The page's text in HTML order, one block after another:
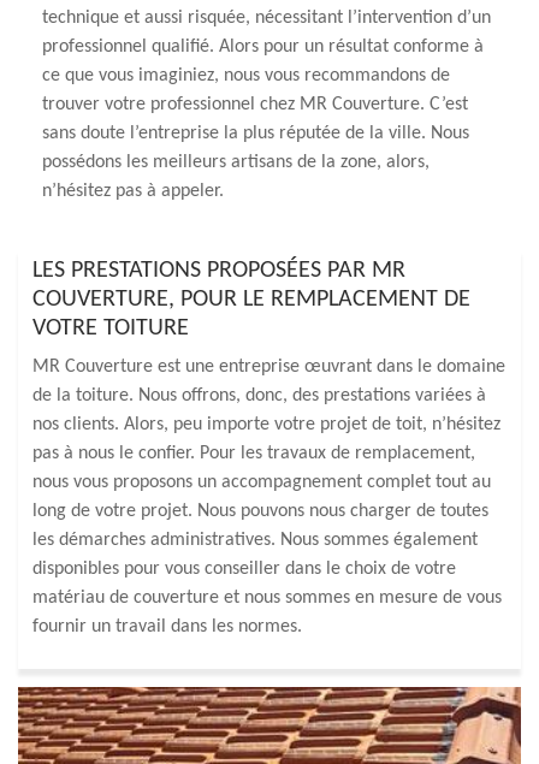
technique et aussi risquée, nécessitant l’intervention d’un
professionnel qualifié. Alors pour un résultat conforme à
ce que vous imaginiez, nous vous recommandons de
trouver votre professionnel chez MR Couverture. C’est
sans doute l’entreprise la plus réputée de la ville. Nous
possédons les meilleurs artisans de la zone, alors,
n’hésitez pas à appeler.
LES PRESTATIONS PROPOSÉES PAR MR
COUVERTURE, POUR LE REMPLACEMENT DE
VOTRE TOITURE
MR Couverture est une entreprise œuvrant dans le domaine
de la toiture. Nous offrons, donc, des prestations variées à
nos clients. Alors, peu importe votre projet de toit, n’hésitez
pas à nous le confier. Pour les travaux de remplacement,
nous vous proposons un accompagnement complet tout au
long de votre projet. Nous pouvons nous charger de toutes
les démarches administratives. Nous sommes également
disponibles pour vous conseiller dans le choix de votre
matériau de couverture et nous sommes en mesure de vous
fournir un travail dans les normes.